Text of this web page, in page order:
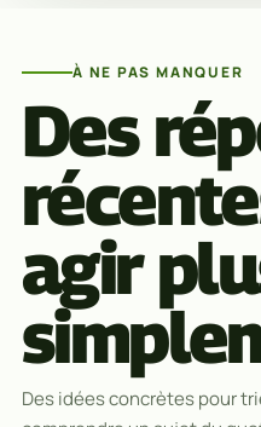
À NE PAS MANQUER
Des
agir
Des idées concrètes pour